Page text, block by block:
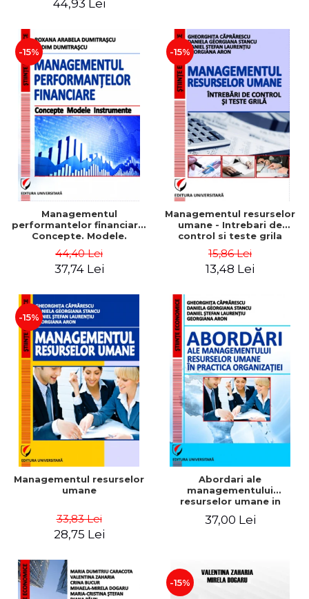
44,93 Lei
-15%
Managementul
performantelor financiare.
Concepte. Modele.
44,40 Lei
37,74 Lei
-15%
Managementul resurselor
umane - Intrebari de
control si teste grila
15,86 Lei
13,48 Lei
-15%
Managementul resurselor
umane
33,83 Lei
28,75 Lei
Abordari ale
managementului
resurselor umane in
37,00 Lei
-15%